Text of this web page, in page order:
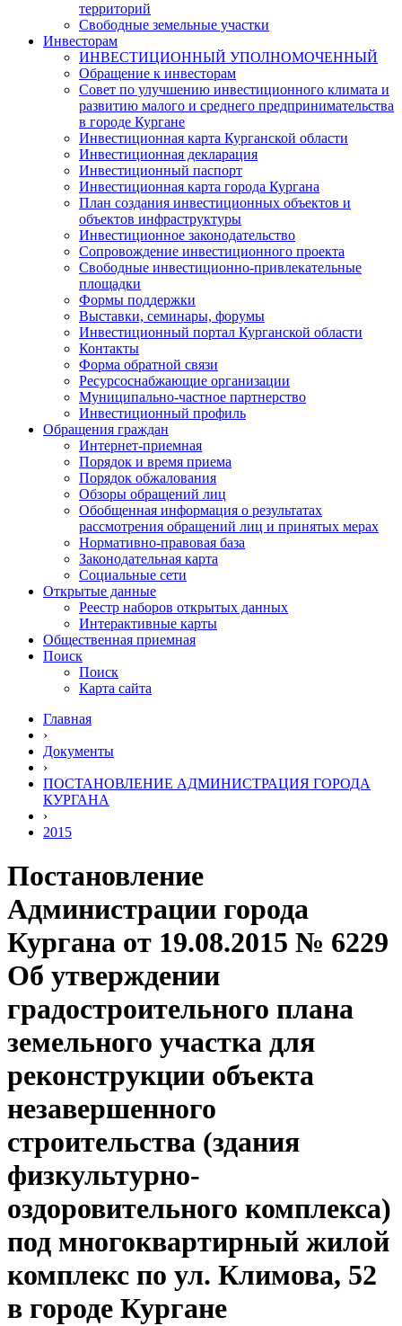
территорий
Свободные земельные участки
Инвесторам
ИНВЕСТИЦИОННЫЙ УПОЛНОМОЧЕННЫЙ
Обращение к инвесторам
Совет по улучшению инвестиционного климата и
развитию малого и среднего предпринимательства
в городе Кургане
Инвестиционная карта Курганской области
Инвестиционная декларация
Инвестиционный паспорт
Инвестиционная карта города Кургана
План создания инвестиционных объектов и
объектов инфраструктуры
Инвестиционное законодательство
Сопровождение инвестиционного проекта
Свободные инвестиционно-привлекательные
площадки
Формы поддержки
Выставки, семинары, форумы
Инвестиционный портал Курганской области
Контакты
Форма обратной связи
Ресурсоснабжающие организации
Муниципально-частное партнерство
Инвестиционный профиль
Обращения граждан
Интернет-приемная
Порядок и время приема
Порядок обжалования
Обзоры обращений лиц
Обобщенная информация о результатах
рассмотрения обращений лиц и принятых мерах
Нормативно-правовая база
Законодательная карта
Социальные сети
Открытые данные
Реестр наборов открытых данных
Интерактивные карты
Общественная приемная
Поиск
Поиск
Карта сайта
Главная
›
Документы
›
ПОСТАНОВЛЕНИЕ АДМИНИСТРАЦИЯ ГОРОДА
КУРГАНА
›
2015
Постановление
Администрации города
Кургана от 19.08.2015 № 6229
Об утверждении
градостроительного плана
земельного участка для
реконструкции объекта
незавершенного
строительства (здания
физкультурно-
оздоровительного комплекса)
под многоквартирный жилой
комплекс по ул. Климова, 52
в городе Кургане